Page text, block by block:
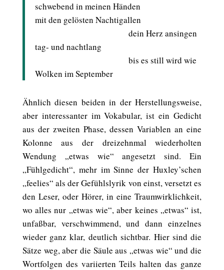
schwebend in meinen Händen
mit den gelösten Nachtigallen
dein Herz ansingen
tag- und nachtlang
bis es still wird wie
Wolken im September
Ähnlich diesen beiden in der Herstellungsweise,
aber interessanter im Vokabular, ist ein Gedicht
aus der zweiten Phase, dessen Variablen an eine
Kolonne aus der dreizehnmal wiederholten
Wendung „etwas wie“ angesetzt sind. Ein
„Fühlgedicht“, mehr im Sinne der Huxley’schen
„feelies“ als der Gefühlslyrik von einst, versetzt es
den Leser, oder Hörer, in eine Traumwirklichkeit,
wo alles nur „etwas wie“, aber keines „etwas“ ist,
unfaßbar, verschwimmend, und dann einzelnes
wieder ganz klar, deutlich sichtbar. Hier sind die
Sätze weg, aber die Säule aus „etwas wie“ und die
Wortfolgen des variierten Teils halten das ganze